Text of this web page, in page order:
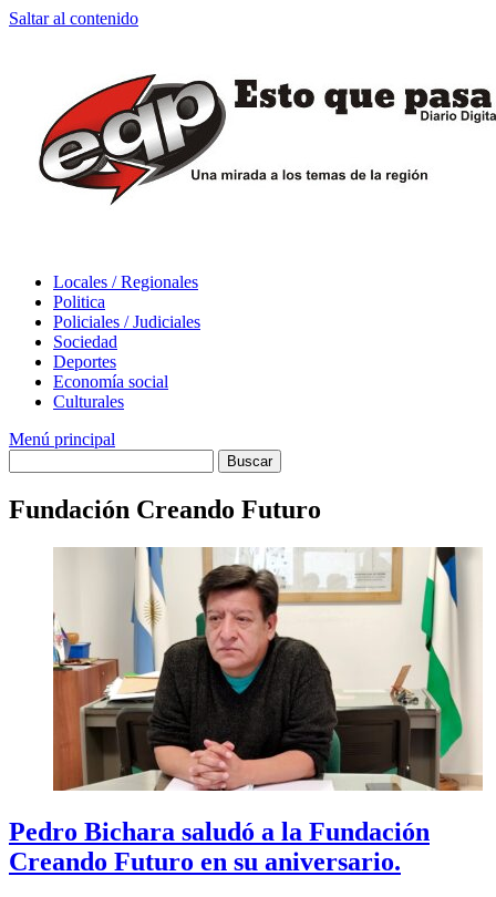
Saltar al contenido
Locales / Regionales
Politica
Policiales / Judiciales
Sociedad
Deportes
Economía social
Culturales
Menú principal
Fundación Creando Futuro
Pedro Bichara saludó a la Fundación
Creando Futuro en su aniversario.